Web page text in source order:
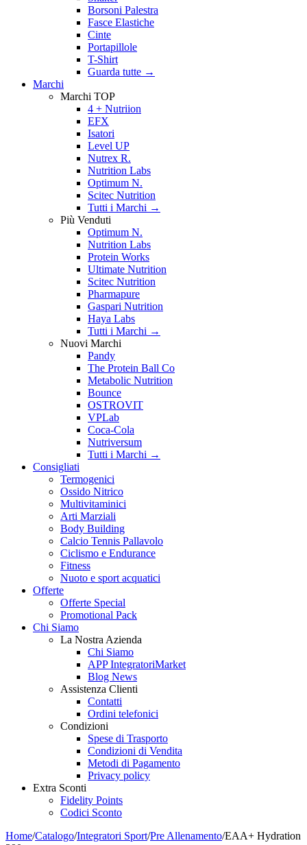
Borsoni Palestra
Fasce Elastiche
Cinte
Portapillole
T-Shirt
Guarda tutte →
Marchi
Marchi TOP
4 + Nutriion
EFX
Isatori
Level UP
Nutrex R.
Nutrition Labs
Optimum N.
Scitec Nutrition
Tutti i Marchi →
Più Venduti
Optimum N.
Nutrition Labs
Protein Works
Ultimate Nutrition
Scitec Nutrition
Pharmapure
Gaspari Nutrition
Haya Labs
Tutti i Marchi →
Nuovi Marchi
Pandy
The Protein Ball Co
Metabolic Nutrition
Bounce
OSTROVIT
VPLab
Coca-Cola
Nutriversum
Tutti i Marchi →
Consigliati
Termogenici
Ossido Nitrico
Multivitaminici
Arti Marziali
Body Building
Calcio Tennis Pallavolo
Ciclismo e Endurance
Fitness
Nuoto e sport acquatici
Offerte
Offerte Special
Promotional Pack
Chi Siamo
La Nostra Azienda
Chi Siamo
APP IntegratoriMarket
Blog News
Assistenza Clienti
Contatti
Ordini telefonici
Condizioni
Spese di Trasporto
Condizioni di Vendita
Metodi di Pagamento
Privacy policy
Extra Sconti
Fidelity Points
Codici Sconto
Home/Catalogo/Integratori Sport/Pre Allenamento/EAA+ Hydration